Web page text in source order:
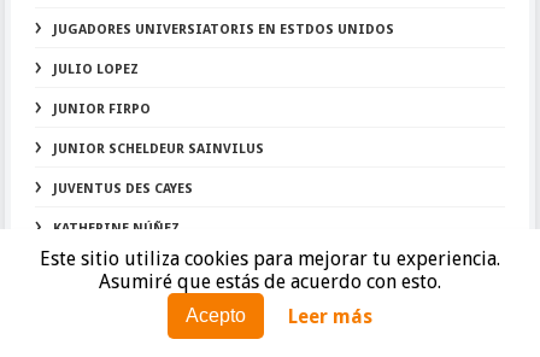
Este sitio utiliza cookies para mejorar tu experiencia.
Asumiré que estás de acuerdo con esto.
Acepto Leer más
JUGADORES UNIVERSIATORIS EN ESTDOS UNIDOS
JULIO LOPEZ
JUNIOR FIRPO
JUNIOR SCHELDEUR SAINVILUS
JUVENTUS DES CAYES
KATHERINE NÚÑEZ
KATIE DIDIO